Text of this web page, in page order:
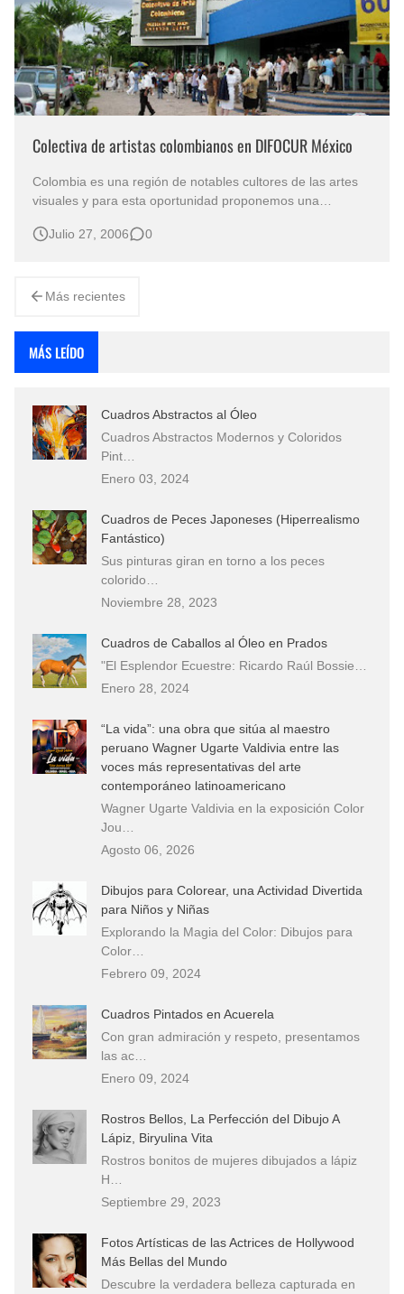
Colectiva de artistas colombianos en DIFOCUR México
Colombia es una región de notables cultores de las artes
visuales y para esta oportunidad proponemos una
Colombianos”, que DIFOCUR trae para la ocasión donde
Julio 27, 2006 0
Más recientes
MÁS LEÍDO
Cuadros Abstractos al Óleo
Cuadros Abstractos Modernos y Coloridos
Pint…
Enero 03, 2024
Cuadros de Peces Japoneses (Hiperrealismo
Fantástico)
Sus pinturas giran en torno a los peces
colorido…
Noviembre 28, 2023
Cuadros de Caballos al Óleo en Prados
"El Esplendor Ecuestre: Ricardo Raúl Bossie…
Enero 28, 2024
“La vida”: una obra que sitúa al maestro
peruano Wagner Ugarte Valdivia entre las
voces más representativas del arte
contemporáneo latinoamericano
Wagner Ugarte Valdivia en la exposición Color
Jou…
Agosto 06, 2026
Dibujos para Colorear, una Actividad Divertida
para Niños y Niñas
Explorando la Magia del Color: Dibujos para
Color…
Febrero 09, 2024
Cuadros Pintados en Acuerela
Con gran admiración y respeto, presentamos
las ac…
Enero 09, 2024
Rostros Bellos, La Perfección del Dibujo A
Lápiz, Biryulina Vita
Rostros bonitos de mujeres dibujados a lápiz
H…
Septiembre 29, 2023
Fotos Artísticas de las Actrices de Hollywood
Más Bellas del Mundo
Descubre la verdadera belleza capturada en